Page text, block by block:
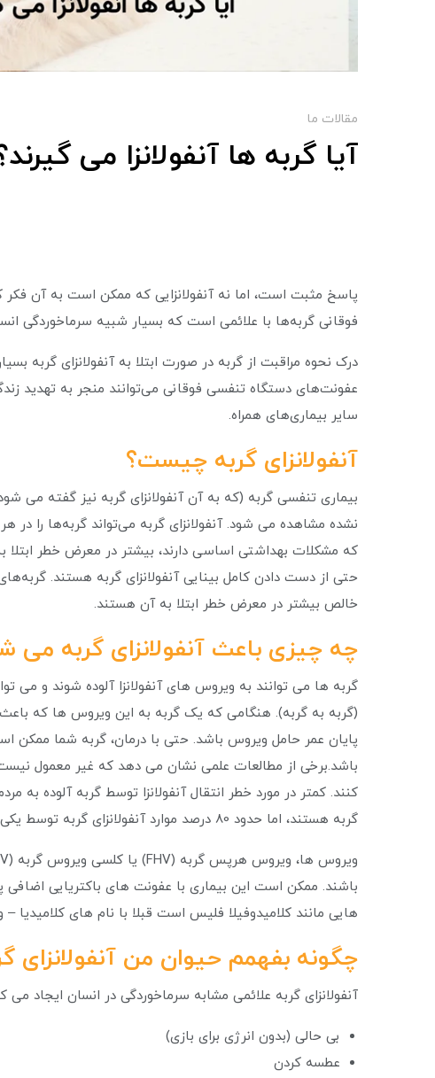
مقالات ما
آیا گربه ها آنفولانزا می
پاسخ مثبت است، اما نه آنفولانزایی که ممکن است به آن فکر
فوقانی گربه‌ها با علائمی است که بسیار شبیه سرماخوردگی
درک نحوه مراقبت از گربه در صورت ابتلا به آنفولانزای گربه
عفونت‌های دستگاه تنفسی فوقانی می‌توانند منجر به تهدید
سایر بیماری‌های همراه.
آنفولانزای گربه چیست؟
بیماری تنفسی گربه (که به آن آنفولانزای گربه نیز گفته می
نشده مشاهده می شود. آنفولانزای گربه می‌تواند گربه‌ها را
که مشکلات بهداشتی اساسی دارند، بیشتر در معرض خطر
حتی از دست دادن کامل بینایی آنفولانزای گربه هستند.
خالص بیشتر در معرض خطر ابتلا به آن هستند.
چه چیزی باعث آنفولانزای گربه می
گربه ها می توانند به ویروس های آنفولانزا آلوده شوند و می
(گربه به گربه). هنگامی که یک گربه به این ویروس ها که
پایان عمر حامل ویروس باشد. حتی با درمان، گربه شما ممکن
باشد.برخی از مطالعات علمی نشان می دهد که غیر معمول نیست
کنند. کمتر در مورد خطر انتقال آنفولانزا توسط گربه آلوده
گربه هستند، اما حدود 80 درصد موارد آنفولانزای گربه توسط یکی از دو مورد زیر ایجاد می شود:
باشند. ممکن است این بیماری با عفونت های باکتریایی اضافی
هایی مانند کلامیدوفیلا فلیس است قبلا با نام های کلامیدیا
چگونه بفهمم حیوان من آنفولانزای
آنفولانزای گربه علائمی مشابه سرماخوردگی در انسان ایجاد می
بی حالی (بدون انرژی برای بازی)
عطسه کردن